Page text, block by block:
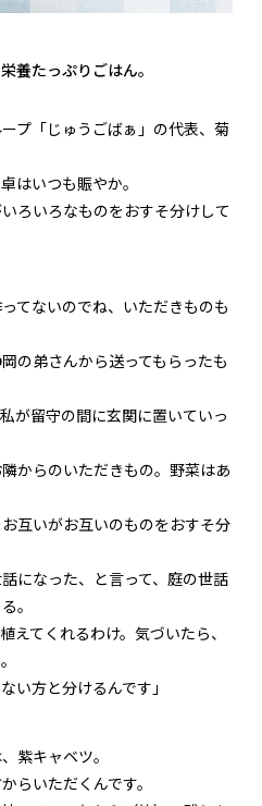
養たっぷりごはん。
プ「じゅうごばぁ」の代表、菊
はいつも賑やか。
ろいろなものをおすそ分けして
てないのでね、いただきものも
の弟さんから送ってもらったも
が留守の間に玄関に置いていっ
からのいただきもの。野菜はあ
互いがお互いのものをおすそ分
になった、と言って、庭の世話
。
えてくれるわけ。気づいたら、
い方と分けるんです」
紫キャベツ。
らいただくんです。